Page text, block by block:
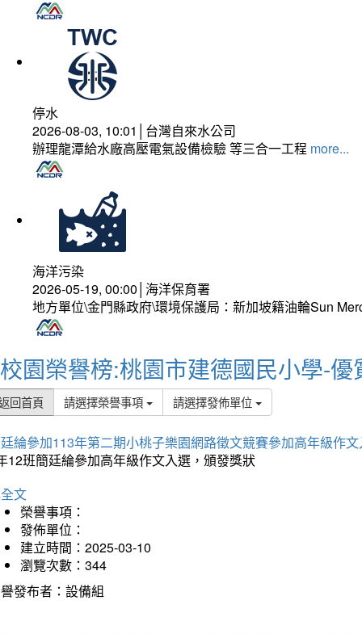
停水
2026-08-03, 10:01│台灣自來水公司
辦理龍潭給水廠高壓電氣設備檢驗 等三合一工程 more...
海洋污染
2026-05-19, 00:00│海洋保育署
地方單位\金門縣政府\環境保護局：新加坡籍油輪Sun
校園榮譽榜:桃園市建德國民小學-優
回首頁 請選擇榮譽事項 請選擇發佈單位
綸參加113年第二期小桃子樂園網路徵文競賽參加高年級作
12班簡廷綸參加高年級作文入選，頒發獎狀
文
榮譽事項：
發佈單位：
建立時間：2025-03-10
瀏覽次數：344
發布者：設備組